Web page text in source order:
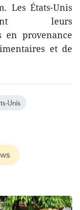
Les États-Unis
leurs
en provenance
et de
Unis